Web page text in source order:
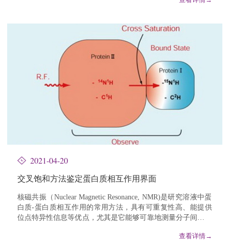
2021-04-20
交叉饱和方法鉴定蛋白质相互作用界面
核磁共振（Nuclear Magnetic Resonance, NMR)是研究溶液中蛋
白质-蛋白质相互作用的常用方法，具有可重复性高、能提供
位点特异性信息等优点，尤其是它能够可靠地测量分子间比较
查看详情→